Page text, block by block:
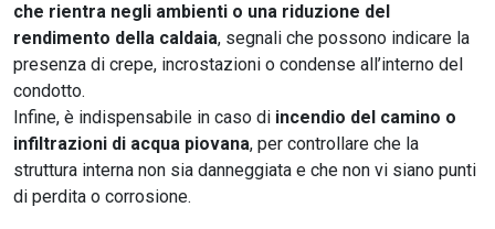
che rientra negli ambienti o una riduzione del
rendimento della caldaia, segnali che possono indicare la
presenza di crepe, incrostazioni o condense all’interno del
condotto.
Infine, è indispensabile in caso di incendio del camino o
infiltrazioni di acqua piovana, per controllare che la
struttura interna non sia danneggiata e che non vi siano punti
di perdita o corrosione.